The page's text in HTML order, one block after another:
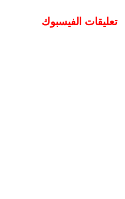
تعليقات الفيسبوك